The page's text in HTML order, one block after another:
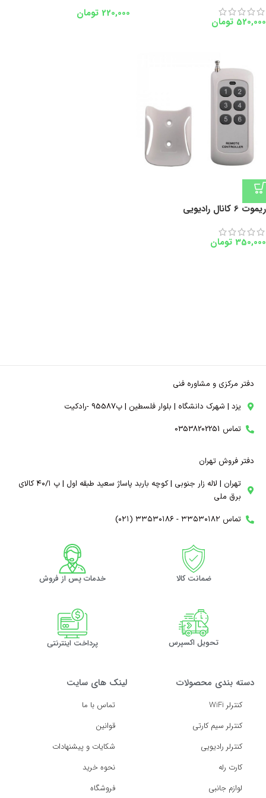
520,000 تومان
220,000 تومان
ریموت 6 کانال رادیویی
350,000 تومان
دفتر مرکزی و مشاوره فنی
یزد | شهرک دانشگاه | بلوار فلسطین | پ95587 -رادکیت
تماس 03538202251
دفتر فروش تهران
تهران | لاله زار جنوبی | کوچه باربد پاساژ سعید طبقه اول | پ ۴۰/۱ کالای
برق ملی
تماس ۳۳۵۳۰۱۸۲ - ۳۳۵۳۰۱۸۶ (۰۲۱)
ضمانت کالا
تحویل اکسپرس
خدمات پس از فروش
پرداخت اینترنتی
دسته بندی محصولات
کنترلر WiFi
کنترلر سیم کارتی
کنترلر رادیویی
کارت رله
لوازم جانبی
لینک های سایت
تماس با ما
قوانین
شکایات و پیشنهادات
نحوه خرید
فروشگاه